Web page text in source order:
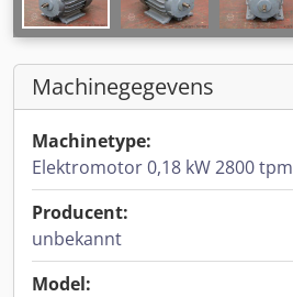
Machinegegevens
Machinetype:
Elektromotor 0,18 kW 2800 tpm
Producent:
unbekannt
Model: